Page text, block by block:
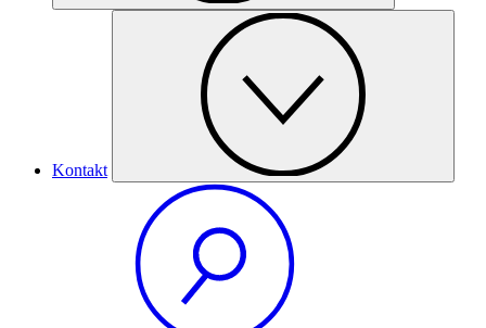
Kontakt